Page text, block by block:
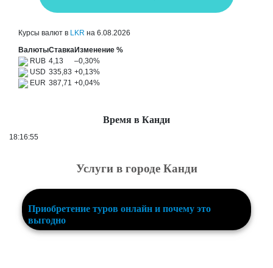
Курсы валют в LKR на 6.08.2026
ВалютыСтавкаИзменение %
RUB 4,13 –0,30%
USD 335,83 +0,13%
EUR 387,71 +0,04%
Время в Канди
18:16:56
Услуги в городе Канди
Приобретение туров онлайн и почему это
выгодно